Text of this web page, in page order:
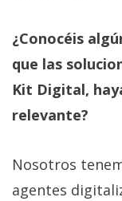
¿Conocéis
que las
Kit Digital,
relevante?
Nosotros
agentes